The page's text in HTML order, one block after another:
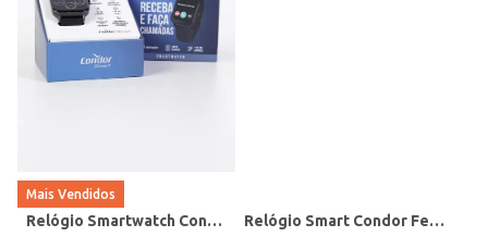
Mais Vendidos
Relógio Smartwatch Condor PRETO Relógio Smart Condor Feminino ROSE